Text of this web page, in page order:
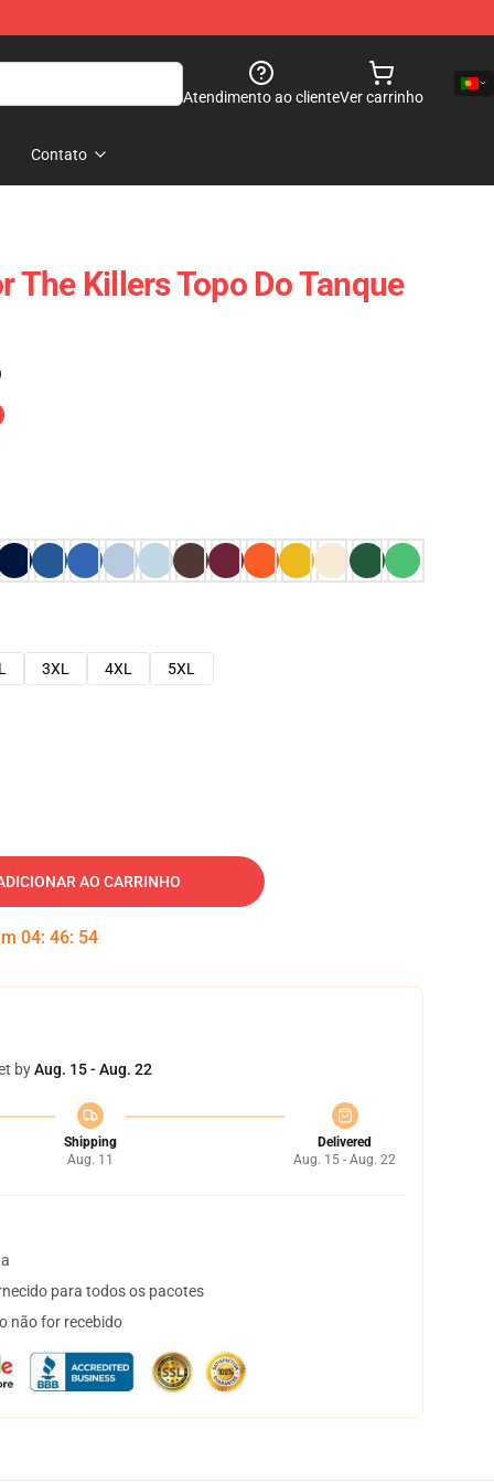
Atendimento ao clienteVer carrinho
Contato
The Killers Topo Do Tanque
3XL 4XL 5XL
AO CARRINHO
04: 46: 53
byAug. 15 - Aug. 22
Shipping
Aug. 11
Delivered
Aug. 15 - Aug. 22
para todos os pacotes
não for recebido